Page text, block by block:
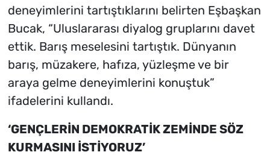
deneyimlerini tartıştıklarını belirten Eşbaşkan
Bucak, “Uluslararası diyalog gruplarını davet
ettik. Barış meselesini tartıştık. Dünyanın
barış, müzakere, hafıza, yüzleşme ve bir
araya gelme deneyimlerini konuştuk”
ifadelerini kullandı.
‘GENÇLERİN DEMOKRATİK ZEMİNDE SÖZ
KURMASINI İSTİYORUZ’